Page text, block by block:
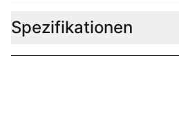
Spezifikationen